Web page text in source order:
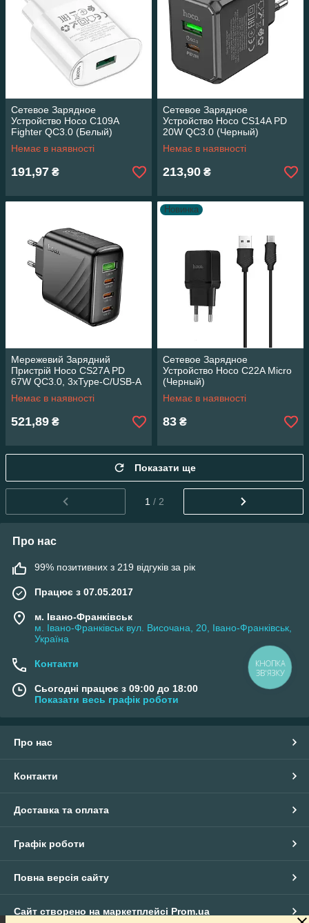
Сетевое Зарядное
Устройство Hoco C109A
Fighter QC3.0 (Белый)
Немає в наявності
191,97 ₴
Сетевое Зарядное
Устройство Hoco CS14A PD
20W QC3.0 (Черный)
Немає в наявності
213,90 ₴
Мережевий Зарядний
Пристрій Hoco CS27A PD
67W QC3.0, 3xType-C/USB-A
(Чорний) 28325
Немає в наявності
521,89 ₴
Новинка
Сетевое Зарядное
Устройство Hoco C22A Micro
(Черный)
Немає в наявності
83 ₴
Показати ще
1 / 2
Про нас
99% позитивних з 219 відгуків за рік
Працює з 07.05.2017
м. Івано-Франківськ
м. Івано-Франківськ вул. Височана, 20, Івано-Франківськ,
Україна
Контакти
Сьогодні працює з 09:00 до 18:00
Показати весь графік роботи
Про нас
Контакти
Доставка та оплата
Графік роботи
Повна версія сайту
Сайт створено на маркетплейсі Prom.ua
КНОПКА
ЗВ'ЯЗКУ